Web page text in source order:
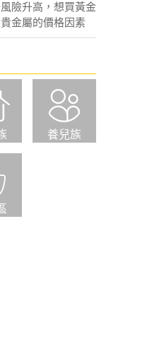
險升高，想買黃金
金屬的價格因素
養兒族